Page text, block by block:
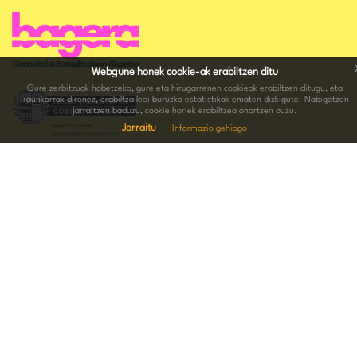
Webgune honek cookie-ak erabiltzen ditu
Gure zerbitzuak hobetzeko, gure eta hirugarrenen cookieak erabiltzen ditugu, eta
iraunkorrak direnez, erabiltzaileei buruzko estatistikak ematen dizkigute. Nabigatzen
jarraitzen baduzu, cookie horiek erabiltzea onartzen duzu.
Jarraitu Informazio gehiago